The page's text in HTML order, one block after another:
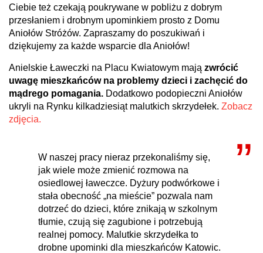
Ciebie też czekają poukrywane w pobliżu z dobrym
przesłaniem i drobnym upominkiem prosto z Domu
Aniołów Stróżów. Zapraszamy do poszukiwań i
dziękujemy za każde wsparcie dla Aniołów!
Anielskie Ławeczki na Placu Kwiatowym mają zwrócić
uwagę mieszkańców na problemy dzieci i zachęcić do
mądrego pomagania. Dodatkowo podopieczni Aniołów
ukryli na Rynku kilkadziesiąt malutkich skrzydełek. Zobacz
zdjęcia.
W naszej pracy nieraz przekonaliśmy się,
jak wiele może zmienić rozmowa na
osiedlowej ławeczce. Dyżury podwórkowe i
stała obecność „na mieście” pozwala nam
dotrzeć do dzieci, które znikają w szkolnym
tłumie, czują się zagubione i potrzebują
realnej pomocy. Malutkie skrzydełka to
drobne upominki dla mieszkańców Katowic.